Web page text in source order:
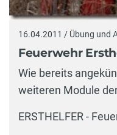
16.04.2011 / Übung und
Feuerwehr
Wie bereits
weiteren Module
ERSTHELFER -